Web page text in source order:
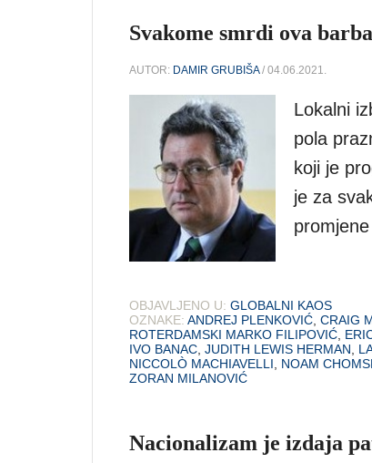
Svakome smrdi ova
AUTOR: DAMIR GRUBIŠA/ 04.06.2021.
Lokalni
pola
koji je
je za
OBJAVLJENO U: GLOBALNI KAOS
OZNAKE: ANDREJ PLENKOVIĆ CRAIG
ROTERDAMSKI MARKO FILIPOVIĆ
IVO BANAC JUDITH LEWIS HERMAN
NICCOLÒ MACHIAVELLI
NOAM
ZORAN MILANOVIĆ
Nacionalizam je izdaja